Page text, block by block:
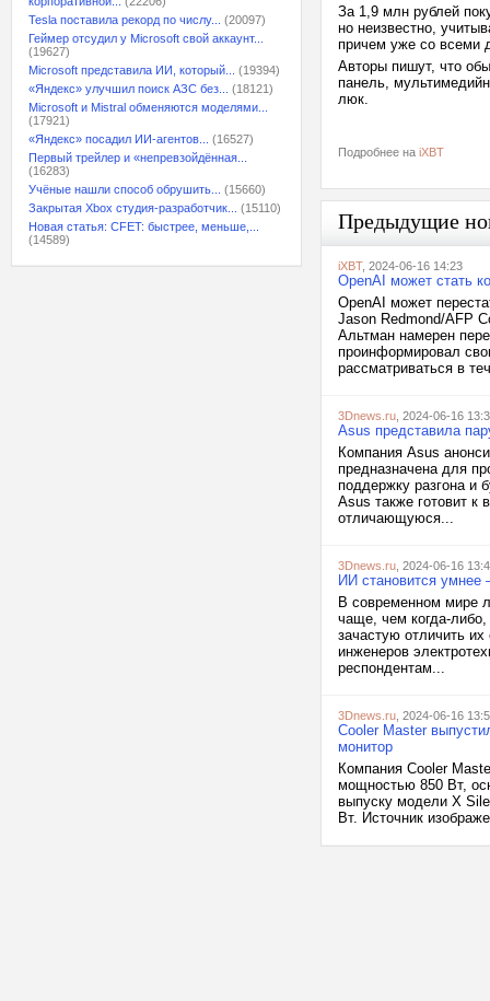
Tesla поставила рекорд по числу...
(20097)
Геймер отсудил у Microsoft свой аккаунт...
(19627)
Microsoft представила ИИ, который...
(19394)
«Яндекс» улучшил поиск АЗС без...
(18121)
Microsoft и Mistral обменяются моделями...
(17921)
«Яндекс» посадил ИИ-агентов...
(16527)
Первый трейлер и «непревзойдённая...
(16283)
Учёные нашли способ обрушить...
(15660)
Закрытая Xbox студия-разработчик...
(15110)
Новая статья: CFET: быстрее, меньше,...
(14589)
За 1,9 млн рублей
но неизвестно,
причем уже со всеми
Авторы пишут, что
панель,
люк.
Подробнее на iXBT
Предыдущие
iXBT, 2024-06-16 14:23
OpenAI может стать
OpenAI может
Jason Redmond/AFP
Альтман намерен
проинформировал
рассматриваться в
3Dnews.ru , 2024-06-16
Asus представила
Компания Asus
предназначена для
поддержку разгона и
Asus также готовит
отличающуюся...
3Dnews.ru , 2024-06-16
ИИ становится умнее
В современном мире
чаще, чем когда-
зачастую отличить
инженеров
респондентам...
3Dnews.ru , 2024-06-16
Cooler Master
монитор
Компания Cooler
мощностью 850 Вт,
выпуску модели X
Вт. Источник